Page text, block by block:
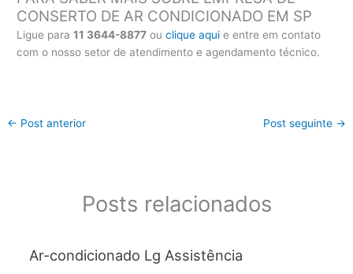
CONSERTO DE AR CONDICIONADO EM SP
Ligue para11 3644-8877 ouclique aqui e entre em contato
com o nosso setor de atendimento e agendamento técnico.
← Post anterior Post seguinte →
Posts relacionados
Ar-condicionado Lg Assistência